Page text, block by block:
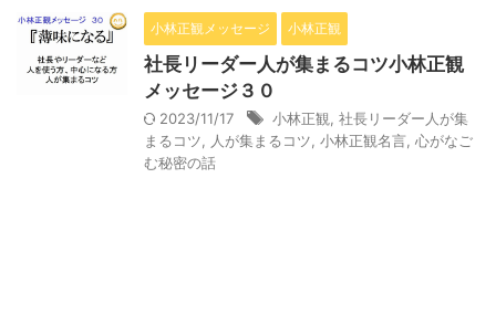
小林正観メッセージ 小林正観
社長リーダー人が集まるコツ小林正観
メッセージ３０
2023/11/17 小林正観
社長リーダー人が集
まるコツ
人が集まるコツ 小林正観名言 心がなご
む秘密の話